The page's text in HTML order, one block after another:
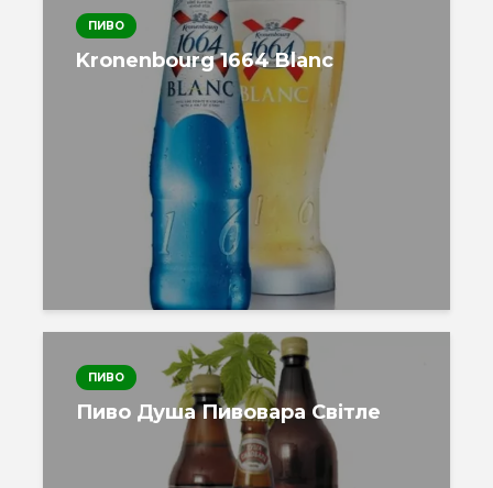
ПИВО
Kronenbourg 1664 Blanc
ПИВО
Пиво Душа Пивовара Світле